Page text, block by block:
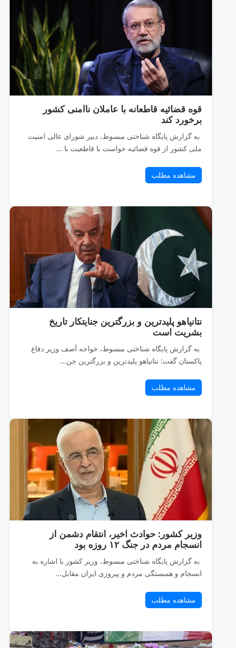
قوه قضائیه قاطعانه با عاملان ناامنی کشور
برخورد کند
به گزارش پایگاه شناختی مبسوط، دبیر شورای عالی امنیت
ملی کشور از قوه قضائیه خواست با قاطعیت با ...
مشاهده مطلب
نتانیاهو پلیدترین و بزرگترین جنایتکار تاریخ
بشریت است
به گزارش پایگاه شناختی مبسوط، خواجه آصف وزیر دفاع
پاکستان گفت: نتانیاهو پلیدترین و بزرگترین جن...
مشاهده مطلب
وزیر کشور: حوادث اخیر، انتقام دشمن از
انسجام مردم در جنگ ۱۲ روزه بود
به گزارش پایگاه شناختی مبسوط، وزیر کشور با اشاره به
انسجام و همبستگی مردم و پیروزی ایران مقابل...
مشاهده مطلب